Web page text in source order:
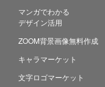
マンガでわかる
デザイン活用
ZOOM背景画像無料作成
キャラマーケット
文字ロゴマーケット